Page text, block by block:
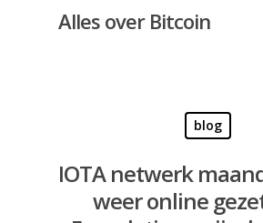
Hit enter to search or ESC to close
Alles over Bitcoin
blog
IOTA netwerk
weer online